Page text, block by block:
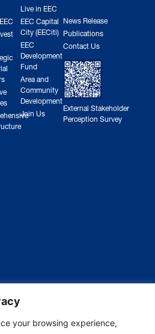
your browsing experience,
Live in EEC
EEC Capital
City (EECiti)
EEC
Development
Fund
Area and
Community
Development
Join Us
News Release
Publications
Contact Us
External Stakeholder
Perception Survey